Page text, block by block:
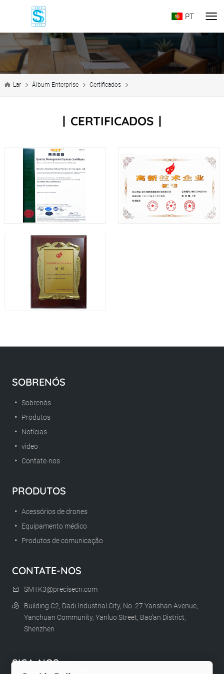
PT
Lar Álbum Enterprise Certificados
CERTIFICADOS
SOBRENÓS
Sobrenós
Produtos
Notícias
video
Contate-nos
PRODUTOS
Acessórios de drones
Equipamento médico
Produtos de comunicação
CONTATE-NOS
SMTK3@precisecn.com
Building C2, Dadi Industrial City, No. 27 Yanshan Avenue,
Yanchuan Community, Yanluo Street, Bao'an District,
Shenzhen
SIGA-NOS